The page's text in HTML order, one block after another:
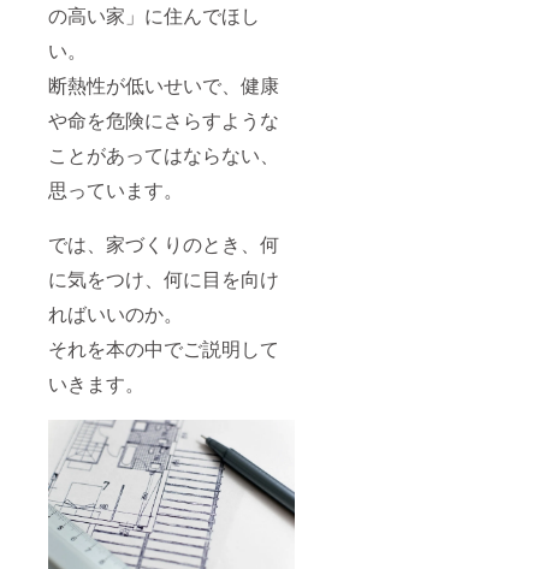
の高い家」に住んでほし
い。
断熱性が低いせいで、健康
や命を危険にさらすような
ことがあってはならない、
思っています。
では、家づくりのとき、何
に気をつけ、何に目を向け
ればいいのか。
それを本の中でご説明して
いきます。